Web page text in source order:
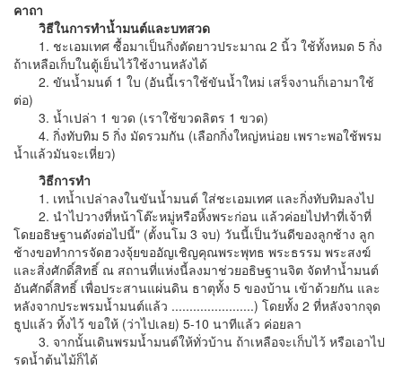
คาถา
วิธีในการทําน้ำมนต์และบทสวด
1. ชะเอมเทศ ซื้อมาเป็นกิ่งตัดยาวประมาณ 2 นิ้ว ใช้ทั้งหมด 5 กิ่ง
ถ้าเหลือเก็บในตู้เย็นไว้ใช้งานหลังได้
2. ขันน้ำมนต์ 1 ใบ (อันนี้เราใช้ขันน้ำใหม่ เสร็จงานก็เอามาใช้
ต่อ)
3. น้ำเปล่า 1 ขวด (เราใช้ขวดลิตร 1 ขวด)
4. กิ่งทับทิม 5 กิ่ง มัดรวมกัน (เลือกกิ่งใหญ่หน่อย เพราะพอใช้พรม
น้ำแล้วมันจะเหี่ยว)
วิธีการทํา
1. เทน้ำเปล่าลงในขันน้ำมนต์ ใส่ชะเอมเทศ และกิ่งทับทิมลงไป
2. นําไปวางที่หน้าโต๊ะหมู่หรือหิ้งพระก่อน แล้วค่อยไปทําที่เจ้าที่
โดยอธิษฐานดังต่อไปนี้" (ตั้งนโม 3 จบ) วันนี้เป็นวันดีของลูกช้าง ลูก
ช้างขอทําการจัดฮวงจุ้ยขออัญเชิญคุณพระพุทธ พระธรรม พระสงฆ์
และสิ่งศักดิ์สิทธิ์ ณ สถานที่แห่งนี้ลงมาช่วยอธิษฐานจิต จัดทําน้ำมนต์
อันศักดิ์สิทธิ์ เพื่อประสานแผ่นดิน ธาตุทั้ง 5 ของบ้าน เข้าด้วยกัน และ
หลังจากประพรมน้ำมนต์แล้ว .......................) โดยทั้ง 2 ที่หลังจากจุด
ธูปแล้ว ทิ้งไว้ ขอให้ (ว่าไปเลย) 5-10 นาทีแล้ว ค่อยลา
3. จากนั้นเดินพรมน้ำมนต์ให้ทั่วบ้าน ถ้าเหลือจะเก็บไว้ หรือเอาไป
รดน้ำต้นไม้ก็ได้